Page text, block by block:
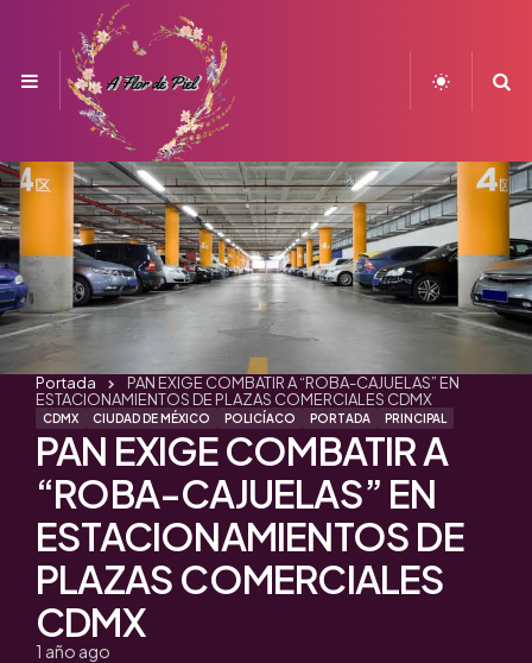
Menu
CDMX CIUDAD DE MÉXICO POLICÍACO PORTADA PRINCIPAL
PAN EXIGE COMBATIR A
“ROBA-CAJUELAS” EN
ESTACIONAMIENTOS DE
PLAZAS COMERCIALES
CDMX
1 año ago
Portada
PAN EXIGE COMBATIR A “ROBA-CAJUELAS” EN
ESTACIONAMIENTOS DE PLAZAS COMERCIALES CDMX